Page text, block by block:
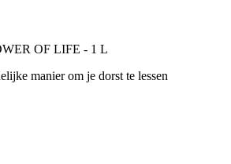
OF LIFE - 1 L
manier om je dorst te lessen